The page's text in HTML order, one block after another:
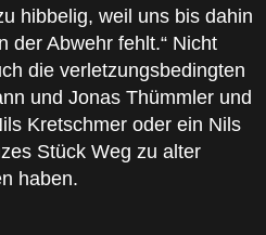
hibbelig, weil uns bis dahin
der Abwehr fehlt.“ Nicht
die verletzungsbedingten
und Jonas Thümmler und
Kretschmer oder ein Nils
Stück Weg zu alter
haben.